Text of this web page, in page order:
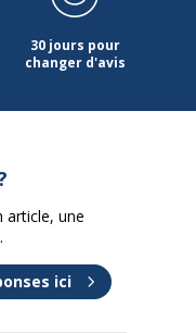
30 jours pour
changer d'avis
article, une
ici